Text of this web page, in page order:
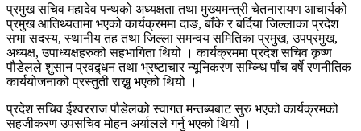
प्रमुख सचिव महादेव पन्थको अध्यक्षता तथा मुख्यमन्त्री चेतनारायण आचार्यको
प्रमुख आतिथ्यतामा भएको कार्यक्रममा दाङ, बाँके र बर्दिया जिल्लाका प्रदेश
सभा सदस्य, स्थानीय तह तथा जिल्ला समन्वय समितिका प्रमुख, उपप्रमुख,
अध्यक्ष, उपाध्यक्षहरुको सहभागिता थियो । कार्यक्रममा प्रदेश सचिव कृष्ण
पौडेलले शुसान प्रवद्र्धन तथा भ्रष्टाचार न्यूनिकरण सम्व्न्धि पाँच बर्षे रणनीतिक
कार्ययोजनाको प्रस्तुती राख्नु भएको थियो ।
प्रदेश सचिव ईश्वरराज पौडेलको स्वागत मन्तब्यबाट सुरु भएको कार्यक्रमको
सहजीकरण उपसचिव मोहन अर्यालले गर्नु भएको थियो ।